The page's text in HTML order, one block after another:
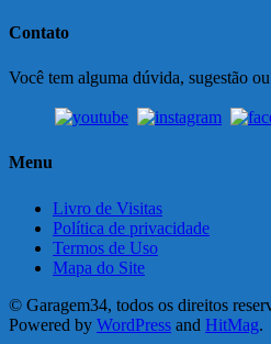
Contato
Você tem alguma dúvida, sugestão
Menu
Livro de Visitas
Política de privacidade
Termos de Uso
Mapa do Site
© Garagem34, todos os direitos
Powered by WordPress and HitMag.